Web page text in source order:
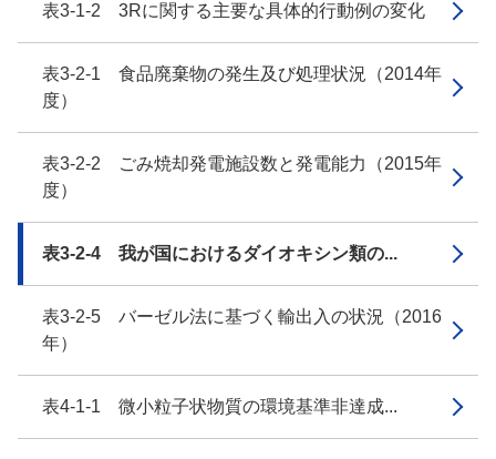
表3-1-2 3Rに関する主要な具体的行動例の変化
表3-2-1 食品廃棄物の発生及び処理状況（2014年
度）
表3-2-2 ごみ焼却発電施設数と発電能力（2015年
度）
表3-2-4 我が国におけるダイオキシン類の...
表3-2-5 バーゼル法に基づく輸出入の状況（2016
年）
表4-1-1 微小粒子状物質の環境基準非達成...